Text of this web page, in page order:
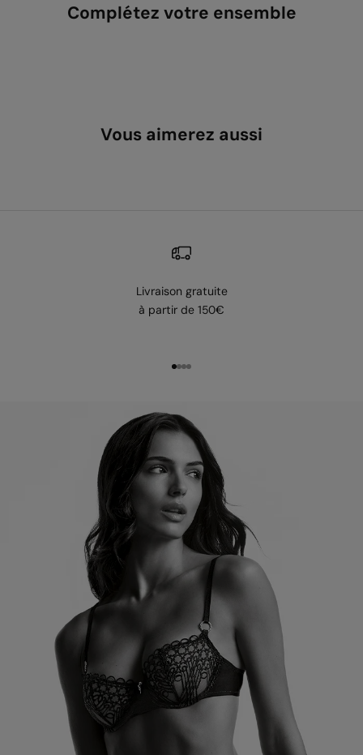
Complétez votre ensemble
Vous aimerez aussi
Livraison gratuite
à partir de 150€
Aller à l'élément 1
Aller à l'élément 2
Aller à l'élément 3
Aller à l'élément 4